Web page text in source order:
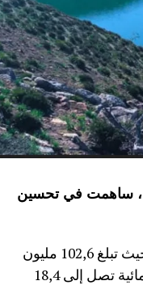
ارتفاعا خلال الـ 24 ساعة الماضية، ساهمت في تحسين
وأفاد موقع الماديالنا انه “في إقليم تاونات، سجل سد الوحدة أعلى واردات مائية، حيث تبلغ 102,6 مليون
م³، لترتفع نسبة ملئه إلى 71,4%.،وفي إقليم سطات، عرف سد المسيرة واردات مائية تصل إلى 18,4